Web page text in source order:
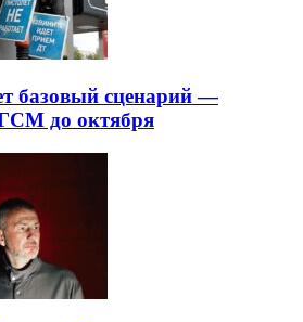
базовый сценарий —
до октября